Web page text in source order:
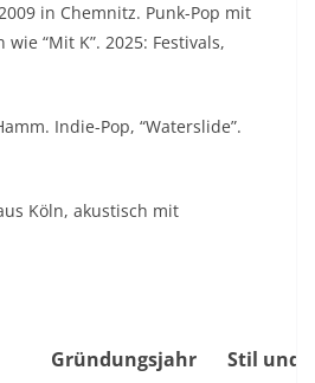
in Chemnitz. Punk-Pop mit
“Mit K”. 2025: Festivals,
Indie-Pop, “Waterslide”.
Köln, akustisch mit
Gründungsjahr
Stil und